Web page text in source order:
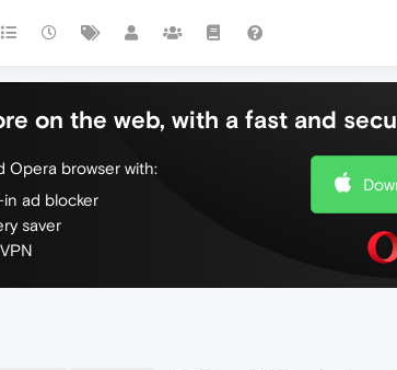
on the web, with a fast and
Opera browser with:
ad blocker
saver